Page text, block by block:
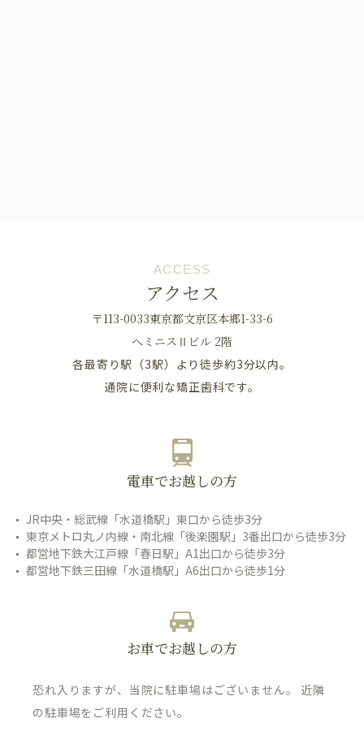
ACCESS
アクセス
〒113-0033東京都文京区本郷1-33-6
へミニスⅡビル 2階
各最寄り駅（3駅）より徒歩約3分以内。
通院に便利な矯正歯科です。
電車でお越しの方
JR中央・総武線「水道橋駅」東口から徒歩3分
東京メトロ丸ノ内線・南北線「後楽園駅」3番出口から徒歩3分
都営地下鉄大江戸線「春日駅」A1出口から徒歩3分
都営地下鉄三田線「水道橋駅」A6出口から徒歩1分
お車でお越しの方
恐れ入りますが、当院に駐車場はございません。 近隣
の駐車場をご利用ください。